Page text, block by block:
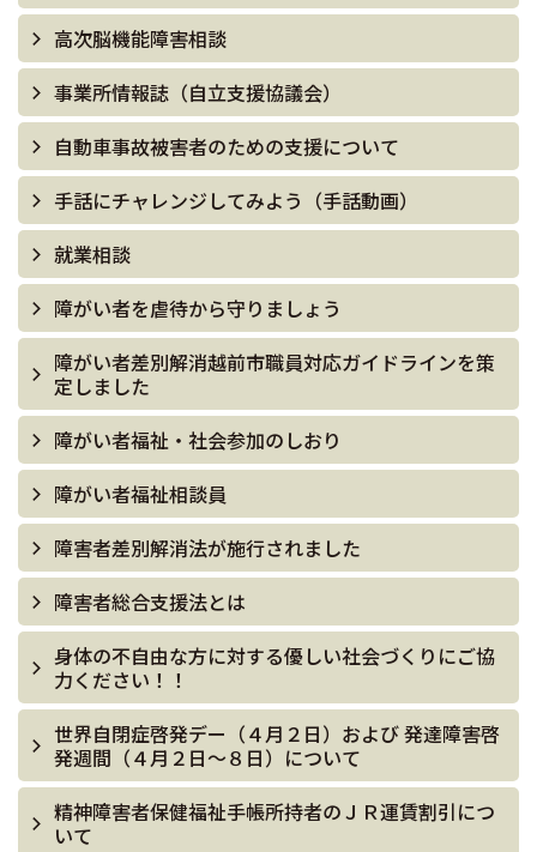
高次脳機能障害相談
事業所情報誌（自立支援協議会）
自動車事故被害者のための支援について
手話にチャレンジしてみよう（手話動画）
就業相談
障がい者を虐待から守りましょう
障がい者差別解消越前市職員対応ガイドラインを策
定しました
障がい者福祉・社会参加のしおり
障がい者福祉相談員
障害者差別解消法が施行されました
障害者総合支援法とは
身体の不自由な方に対する優しい社会づくりにご協
力ください！！
世界自閉症啓発デー（４月２日）および 発達障害啓
発週間（４月２日～８日）について
精神障害者保健福祉手帳所持者のＪＲ運賃割引につ
いて